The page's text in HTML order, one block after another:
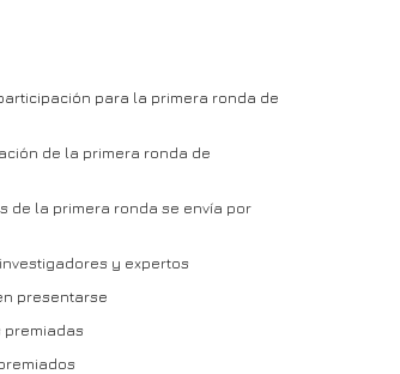
para la primera ronda de
de la primera ronda de
de la primera ronda se envía por
y expertos
presentarse
premiadas